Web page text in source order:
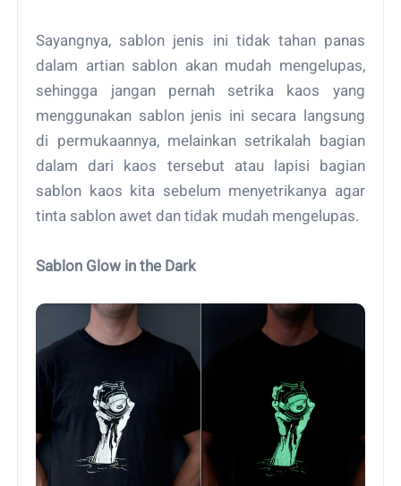
Sayangnya, sablon jenis ini tidak tahan panas
dalam artian sablon akan mudah mengelupas,
sehingga jangan pernah setrika kaos yang
menggunakan sablon jenis ini secara langsung
di permukaannya, melainkan setrikalah bagian
dalam dari kaos tersebut atau lapisi bagian
sablon kaos kita sebelum menyetrikanya agar
tinta sablon awet dan tidak mudah mengelupas.
Sablon Glow in the Dark